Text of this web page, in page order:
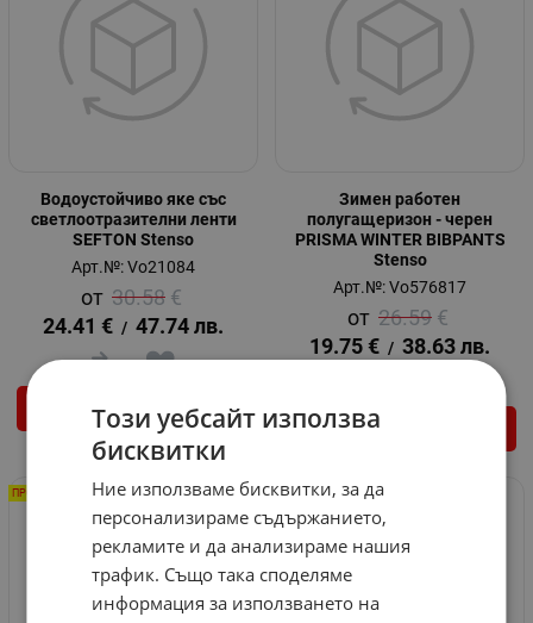
Водоустойчиво яке със
светлоотразителни ленти
SEFTON Stenso
Арт.№: Vo21084
30.58 €
24.41 € / 47.74 лв.
ВАРИАНТИ
Зимен работен
полугащеризон - черен
PRISMA WINTER BIBPANTS
Stenso
Арт.№: Vo576817
26.59 €
19.75 € / 38.63 лв.
ВАРИАНТИ
ПРОМО ДО -26% ПРОМО ДО -20%
Този уебсайт използва
бисквитки
Ние използваме бисквитки, за да
персонализираме съдържанието,
рекламите и да анализираме нашия
трафик. Също така споделяме
информация за използването на